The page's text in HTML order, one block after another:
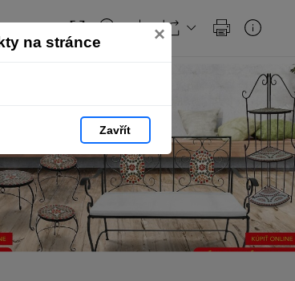
na stránce ×
Zavřít